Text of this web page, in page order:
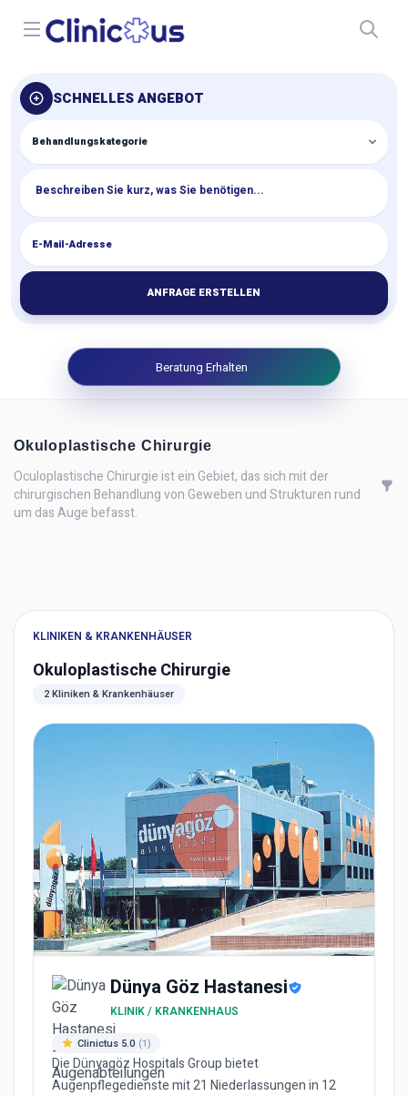
Open menu
SCHNELLES ANGEBOT
ANFRAGE ERSTELLEN
Beratung Erhalten
Okuloplastische Chirurgie
Oculoplastische Chirurgie ist ein Gebiet, das sich mit der
chirurgischen Behandlung von Geweben und Strukturen rund
um das Auge befasst.
KLINIKEN & KRANKENHÄUSER
Okuloplastische Chirurgie
2 Kliniken & Krankenhäuser
Dünya Göz Hastanesi
KLINIK / KRANKENHAUS
Clinictus 5.0 (1)
Die Dünyagöz Hospitals Group bietet
Augenpflegedienste mit 21 Niederlassungen in 12